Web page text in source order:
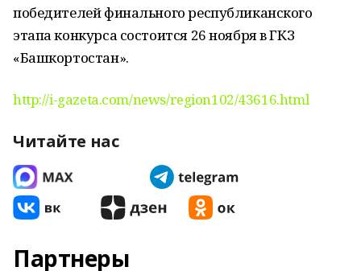
победителей финального республиканского
этапа конкурса состоится 26 ноября в ГКЗ
«Башкортостан».
http://i-gazeta.com/news/region102/43616.html
Читайте нас
Партнеры